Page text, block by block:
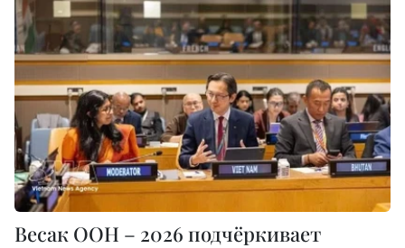
Весак ООН – 2026 подчёркивает